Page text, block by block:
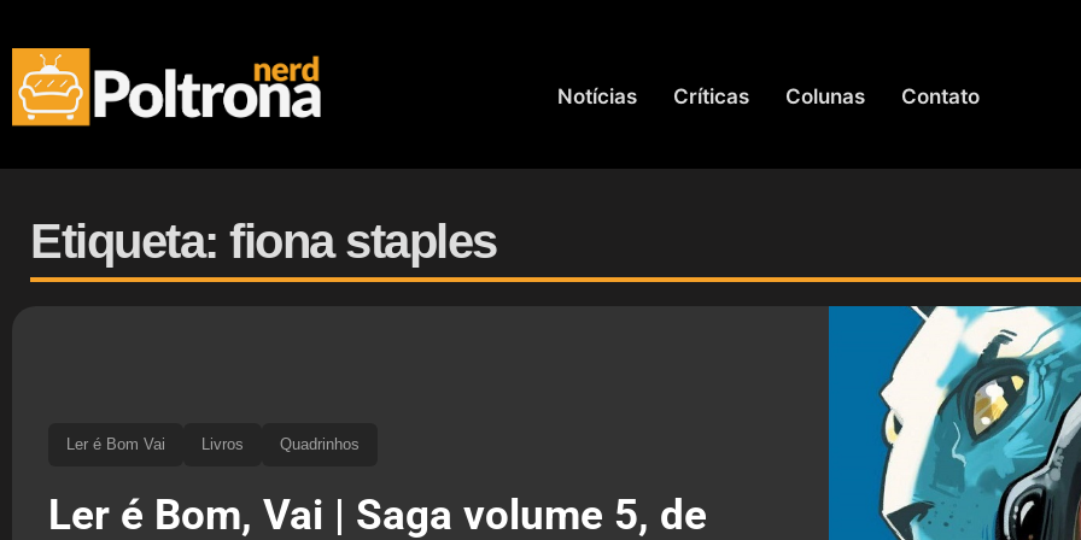
Notícias Críticas Colunas Contato
Etiqueta: fiona staples
Ler é Bom Vai Livros Quadrinhos
Ler é Bom, Vai | Saga volume 5, de